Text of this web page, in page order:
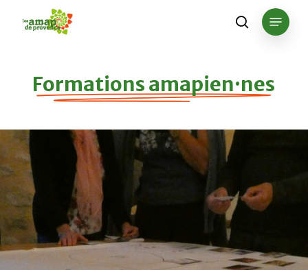
search
Menu
Formations amapien·nes